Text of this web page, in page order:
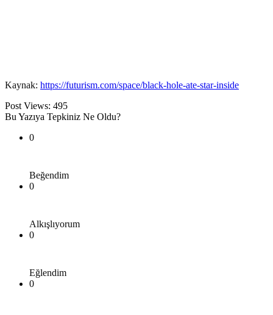
Kaynak: https://futurism.com/space/black-hole-ate-star-inside
Post Views: 495
Bu Yazıya Tepkiniz Ne Oldu?
0
Beğendim
0
Alkışlıyorum
0
Eğlendim
0